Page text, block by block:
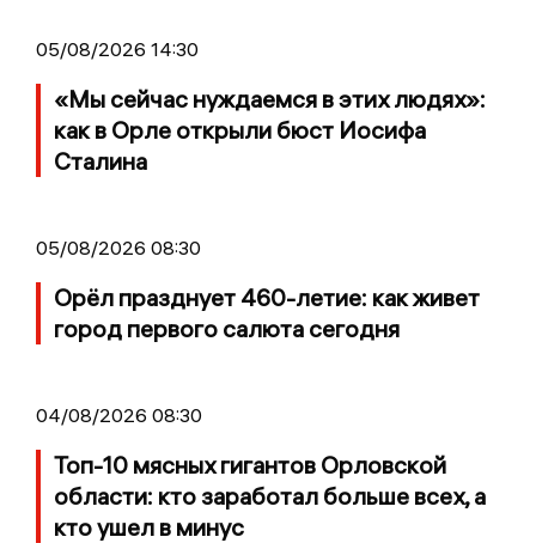
05/08/2026 14:30
«Мы сейчас нуждаемся в этих людях»:
как в Орле открыли бюст Иосифа
Сталина
05/08/2026 08:30
Орёл празднует 460-летие: как живет
город первого салюта сегодня
04/08/2026 08:30
Топ-10 мясных гигантов Орловской
области: кто заработал больше всех, а
кто ушел в минус